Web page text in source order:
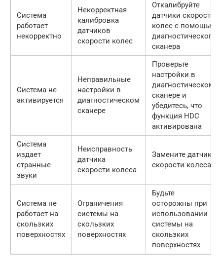
Система
работает
некорректно
Некорректная
калибровка
датчиков
скорости колес
Откалибруйте
датчики скорости
колес с помощью
диагностического
сканера
Система не
активируется
Неправильные
настройки в
диагностическом
сканере
Проверьте
настройки в
диагностическом
сканере и
убедитесь, что
функция HDC
активирована
Система
издает
странные
звуки
Неисправность
датчика
скорости колеса
Замените датчик
скорости колеса
Система не
работает на
скользких
поверхностях
Ограничения
системы на
скользких
поверхностях
Будьте
осторожны при
использовании
системы на
скользких
поверхностях